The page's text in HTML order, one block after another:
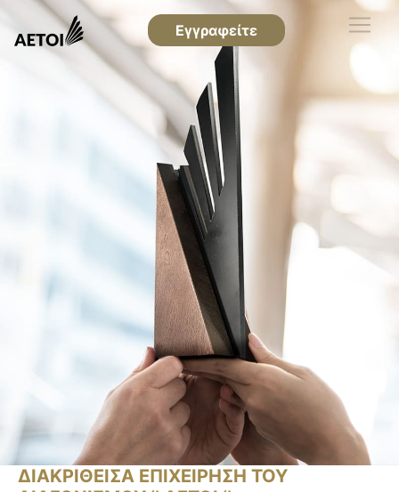
Εγγραφείτε
ΔΙΑΚΡΙΘΕΙΣΑ ΕΠΙΧΕΙΡΗΣΗ ΤΟΥ